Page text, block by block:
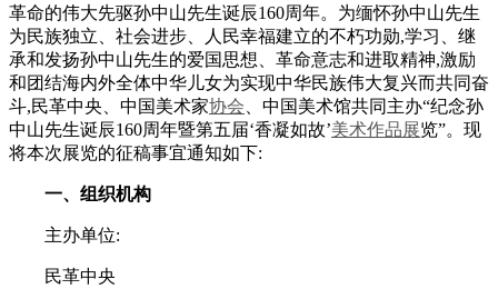
革命的伟大先驱孙中山先生诞辰160周年。为缅怀孙中山先生
为民族独立、社会进步、人民幸福建立的不朽功勋,学习、继
承和发扬孙中山先生的爱国思想、革命意志和进取精神,激励
和团结海内外全体中华儿女为实现中华民族伟大复兴而共同奋
斗,民革中央、中国美术家协会 、中国美术馆共同主办“纪念孙
中山先生诞辰160周年暨第五届‘香凝如故’美术作品展览”。现
将本次展览的征稿事宜通知如下:
一、组织机构
主办单位:
民革中央